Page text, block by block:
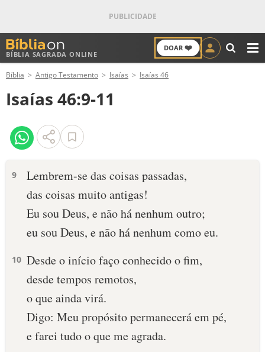
BÍBLIA SAGRADA ONLINE
DOAR ❤️
ANTIGO TESTAMENTO
NOVO TESTAMENTO
VERSÍCULOS
PALAVRA DO DIA
SALMO DO DIA
DEVOCIONAL DIÁRIO
10 MANDAMENTOS
ESTUDOS BÍBLICOS
Bíblia Antigo Testamento Isaías Isaías 46
Isaías 46:9-11
9
Lembrem-se das coisas passadas,
das coisas muito antigas!
Eu sou Deus, e não há nenhum outro;
eu sou Deus, e não há nenhum como eu.
10 Desde o início faço conhecido o fim,
desde tempos remotos,
o que ainda virá.
Digo: Meu propósito permanecerá em pé,
e farei tudo o que me agrada.